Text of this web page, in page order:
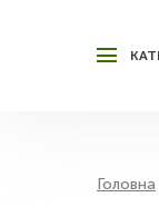
Головна